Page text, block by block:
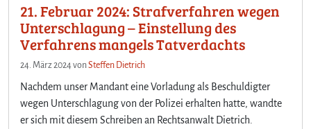
21. Februar 2024: Strafverfahren wegen
Unterschlagung – Einstellung des
Verfahrens mangels Tatverdachts
24. März 2024vonSteffen Dietrich
Nachdem unser Mandant eine Vorladung als Beschuldigter
wegen Unterschlagung von der Polizei erhalten hatte, wandte
er sich mit diesem Schreiben an Rechtsanwalt Dietrich.